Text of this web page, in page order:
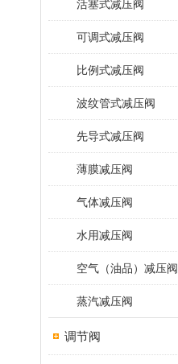
活塞式减压阀
可调式减压阀
比例式减压阀
波纹管式减压阀
先导式减压阀
薄膜减压阀
气体减压阀
水用减压阀
空气（油品）减压阀
蒸汽减压阀
调节阀